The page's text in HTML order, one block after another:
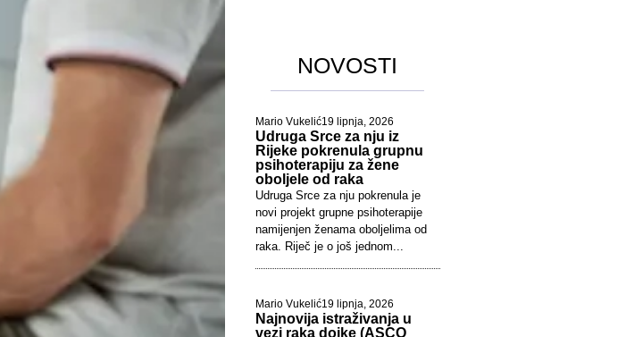
NOVOSTI
Mario Vukelić19 lipnja, 2026
Udruga Srce za nju iz
Rijeke pokrenula grupnu
psihoterapiju za žene
oboljele od raka
Udruga Srce za nju pokrenula je
novi projekt grupne psihoterapije
namijenjen ženama oboljelima od
raka. Riječ je o još jednom...
Mario Vukelić19 lipnja, 2026
Najnovija istraživanja u
vezi raka dojke (ASCO